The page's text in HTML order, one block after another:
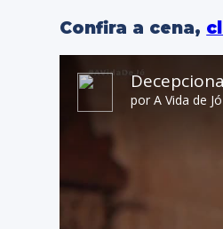
Confira a cena,